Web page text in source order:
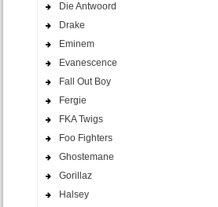
Die Antwoord
Drake
Eminem
Evanescence
Fall Out Boy
Fergie
FKA Twigs
Foo Fighters
Ghostemane
Gorillaz
Halsey